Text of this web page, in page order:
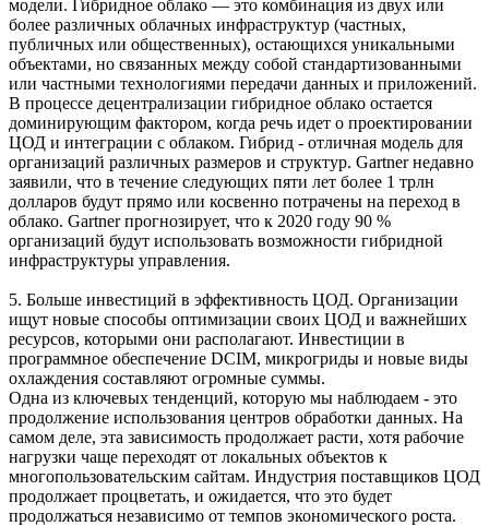
модели. Гибридное облако — это комбинация из двух или
более различных облачных инфраструктур (частных,
публичных или общественных), остающихся уникальными
объектами, но связанных между собой стандартизованными
или частными технологиями передачи данных и приложений.
В процессе децентрализации гибридное облако остается
доминирующим фактором, когда речь идет о проектировании
ЦОД и интеграции с облаком. Гибрид - отличная модель для
организаций различных размеров и структур. Gartner недавно
заявили, что в течение следующих пяти лет более 1 трлн
долларов будут прямо или косвенно потрачены на переход в
облако. Gartner прогнозирует, что к 2020 году 90 %
организаций будут использовать возможности гибридной
инфраструктуры управления.
5. Больше инвестиций в эффективность ЦОД. Организации
ищут новые способы оптимизации своих ЦОД и важнейших
ресурсов, которыми они располагают. Инвестиции в
программное обеспечение DCIM, микрогриды и новые виды
охлаждения составляют огромные суммы.
Одна из ключевых тенденций, которую мы наблюдаем - это
продолжение использования центров обработки данных. На
самом деле, эта зависимость продолжает расти, хотя рабочие
нагрузки чаще переходят от локальных объектов к
многопользовательским сайтам. Индустрия поставщиков ЦОД
продолжает процветать, и ожидается, что это будет
продолжаться независимо от темпов экономического роста.